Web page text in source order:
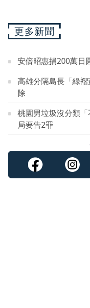
更多新聞
安倍昭惠捐200萬
高雄分隔島長「綠
除
桃園男垃圾沒分類
局要告2罪